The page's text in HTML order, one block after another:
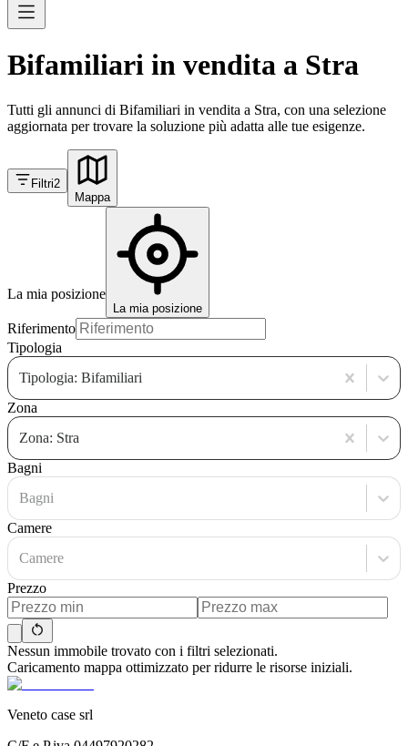
Bifamiliari in vendita a Stra
Tutti gli annunci di Bifamiliari in vendita a Stra, con una selezione
aggiornata per trovare la soluzione più adatta alle tue esigenze.
Filtri2
Mappa
La mia posizione
La mia posizione
Riferimento
Tipologia
Tipologia: Bifamiliari
Zona
Zona: Stra
Bagni
Bagni
Camere
Camere
Prezzo
Nessun immobile trovato con i filtri selezionati.
Caricamento mappa ottimizzato per ridurre le risorse iniziali.
Veneto case srl